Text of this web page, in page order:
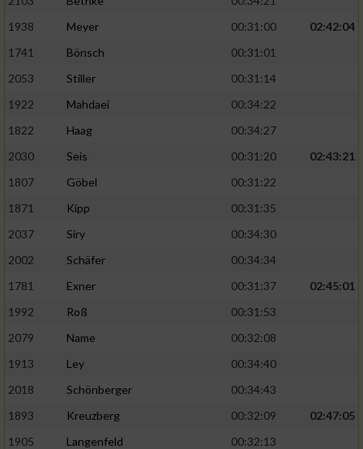
1938
Meyer 00:31:00
02:42:04
1741
Bönsch
00:31:01
2053
Stiller
00:31:14
1922
Mahdaei
00:34:22
1822
Haag
00:34:27
2030
Seis 00:31:20
02:43:21
1807
Göbel
00:31:22
1871
Kipp
00:31:35
2037
Siry
00:34:30
2002
Schäfer
00:34:34
1781
Exner 00:31:37
02:45:01
1992
Roß
00:31:53
2079
Name
00:32:08
1913
Ley
00:34:40
2018
Schönberger
00:34:43
1893
Kreuzberg 00:32:09
02:47:05
1905
Langenfeld
00:32:13